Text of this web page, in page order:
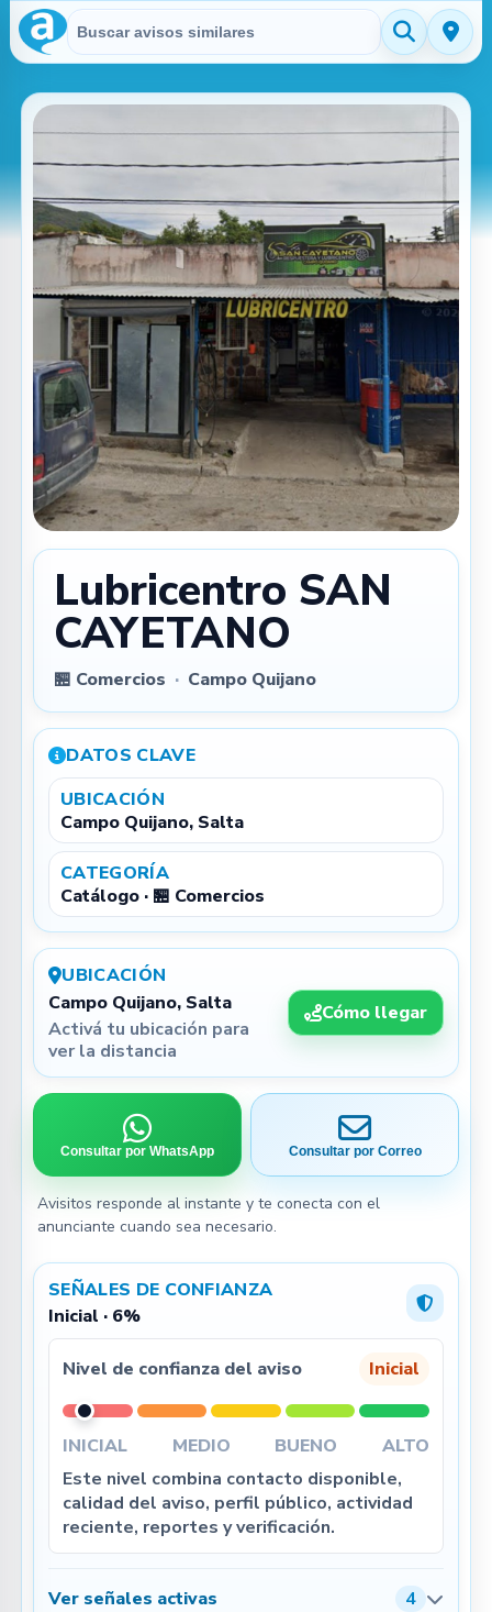
Buscar en Avisitos
Lubricentro SAN
CAYETANO
🏪 Comercios · Campo Quijano
DATOS CLAVE
UBICACIÓN
Campo Quijano, Salta
CATEGORÍA
Catálogo · 🏪 Comercios
UBICACIÓN
Campo Quijano, Salta
Activá tu ubicación para
ver la distancia
Cómo llegar
Consultar por WhatsApp Consultar por Correo
Avisitos responde al instante y te conecta con el
anunciante cuando sea necesario.
SEÑALES DE CONFIANZA
Inicial · 6%
Nivel de confianza del aviso Inicial
INICIAL MEDIO BUENO
ALTO
Este nivel combina contacto disponible,
calidad del aviso, perfil público, actividad
reciente, reportes y verificación.
Ver señales activas 4